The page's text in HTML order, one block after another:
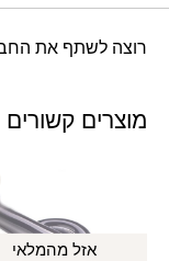
רוצה לשתף את
מוצרים קשורים
אזל מהמלאי